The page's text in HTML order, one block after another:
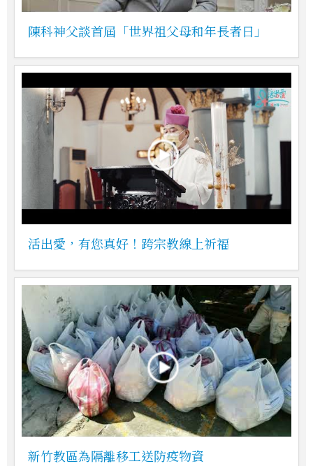
陳科神父談首屆「世界祖父母和年長者日」
活出愛，有您真好！跨宗教線上祈福
新竹教區為隔離移工送防疫物資